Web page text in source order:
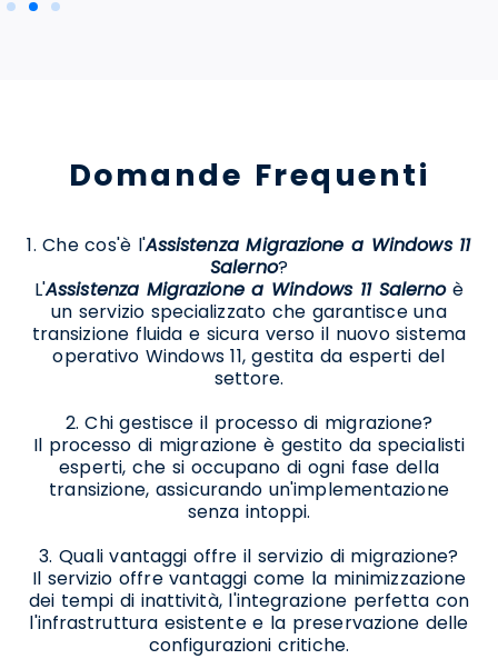
Domande Frequenti
1. Che cos'è l'Assistenza Migrazione a Windows 11
Salerno?
L'Assistenza Migrazione a Windows 11 Salernoè
un servizio specializzato che garantisce una
transizione fluida e sicura verso il nuovo sistema
operativo Windows 11, gestita da esperti del
settore.
2. Chi gestisce il processo di migrazione?
Il processo di migrazione è gestito da specialisti
esperti, che si occupano di ogni fase della
transizione, assicurando un'implementazione
senza intoppi.
3. Quali vantaggi offre il servizio di migrazione?
Il servizio offre vantaggi come la minimizzazione
dei tempi di inattività, l'integrazione perfetta con
l'infrastruttura esistente e la preservazione delle
configurazioni critiche.